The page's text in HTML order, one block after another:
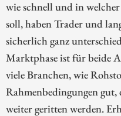
wie schnell und in
soll, haben Trader und
sicherlich ganz
Marktphase ist für beide
viele Branchen, wie
Rahmenbedingungen gut,
weiter geritten werden.